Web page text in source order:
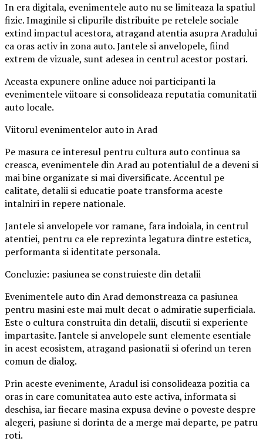
In era digitala, evenimentele auto nu se limiteaza la spatiul
fizic. Imaginile si clipurile distribuite pe retelele sociale
extind impactul acestora, atragand atentia asupra Aradului
ca oras activ in zona auto. Jantele si anvelopele, fiind
extrem de vizuale, sunt adesea in centrul acestor postari.
Aceasta expunere online aduce noi participanti la
evenimentele viitoare si consolideaza reputatia comunitatii
auto locale.
Viitorul evenimentelor auto in Arad
Pe masura ce interesul pentru cultura auto continua sa
creasca, evenimentele din Arad au potentialul de a deveni si
mai bine organizate si mai diversificate. Accentul pe
calitate, detalii si educatie poate transforma aceste
intalniri in repere nationale.
Jantele si anvelopele vor ramane, fara indoiala, in centrul
atentiei, pentru ca ele reprezinta legatura dintre estetica,
performanta si identitate personala.
Concluzie: pasiunea se construieste din detalii
Evenimentele auto din Arad demonstreaza ca pasiunea
pentru masini este mai mult decat o admiratie superficiala.
Este o cultura construita din detalii, discutii si experiente
impartasite. Jantele si anvelopele sunt elemente esentiale
in acest ecosistem, atragand pasionatii si oferind un teren
comun de dialog.
Prin aceste evenimente, Aradul isi consolideaza pozitia ca
oras in care comunitatea auto este activa, informata si
deschisa, iar fiecare masina expusa devine o poveste despre
alegeri, pasiune si dorinta de a merge mai departe, pe patru
roti.